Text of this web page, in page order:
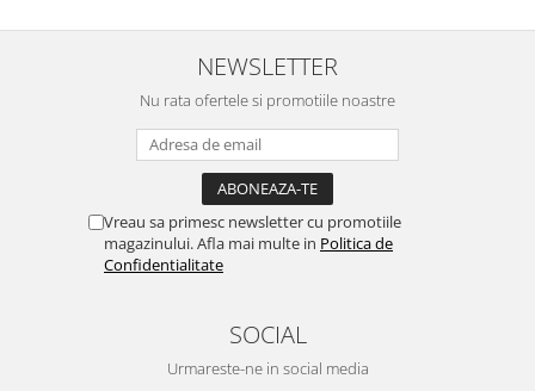
NEWSLETTER
Nu rata ofertele si promotiile noastre
Vreau sa primesc newsletter cu promotiile
magazinului. Afla mai multe in Politica de
Confidentialitate
SOCIAL
Urmareste-ne in social media